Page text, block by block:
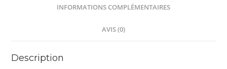
INFORMATIONS COMPLÉMENTAIRES
AVIS (0)
Description